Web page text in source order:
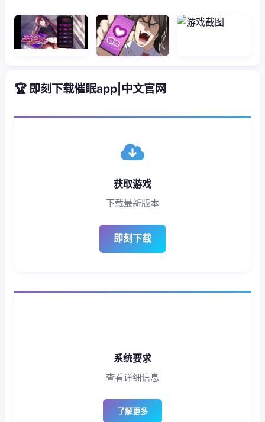
🏆 即刻下载催眠app|中文官网
获取游戏
下载最新版本
即刻下载
系统要求
查看详细信息
了解更多